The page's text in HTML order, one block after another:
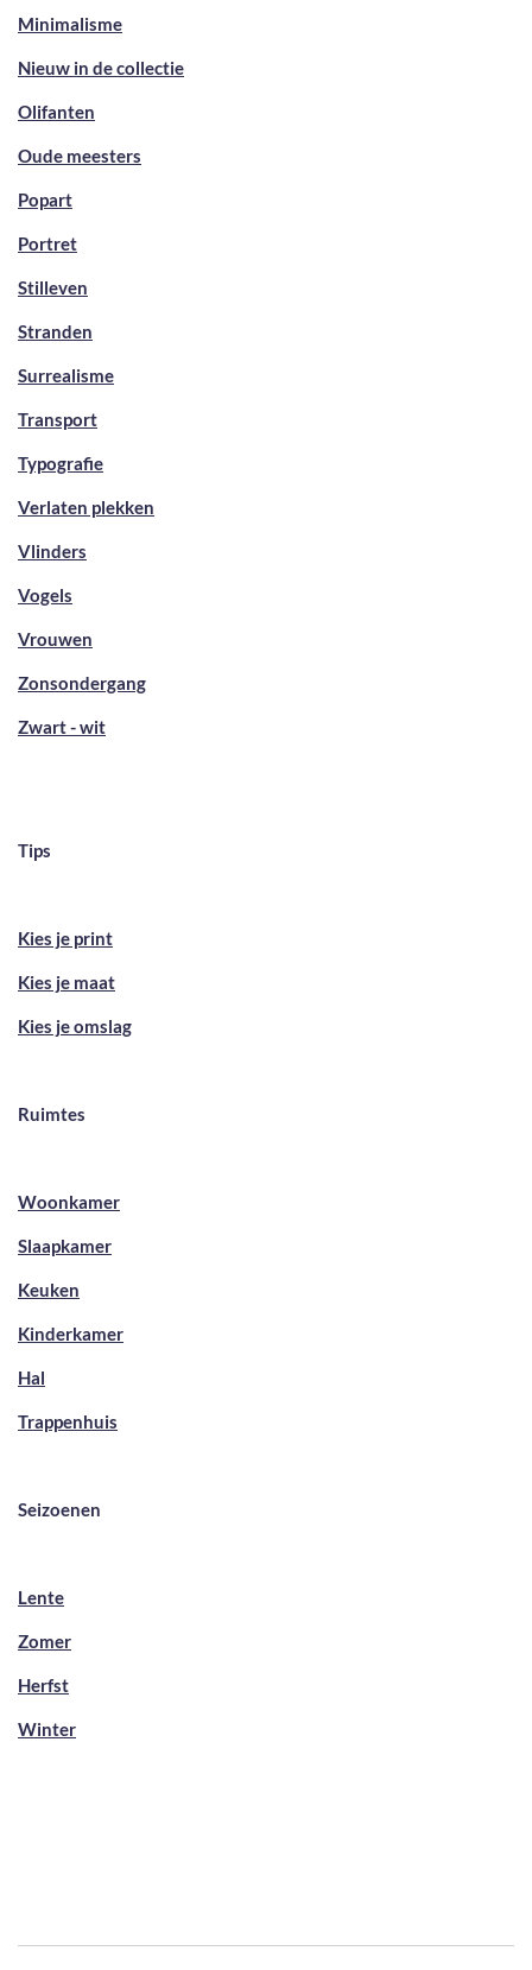
Minimalisme
Nieuw in de collectie
Olifanten
Oude meesters
Popart
Portret
Stilleven
Stranden
Surrealisme
Transport
Typografie
Verlaten plekken
Vlinders
Vogels
Vrouwen
Zonsondergang
Zwart - wit
Tips
Kies je print
Kies je maat
Kies je omslag
Ruimtes
Woonkamer
Slaapkamer
Keuken
Kinderkamer
Hal
Trappenhuis
Seizoenen
Lente
Zomer
Herfst
Winter